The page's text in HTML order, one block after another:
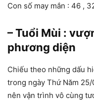
Con số may mắn : 46 ,
– Tuổi Mùi :
phương diện
Chiếu theo những dấu
trong ngày Thứ Năm
nên vận trình vô cùng